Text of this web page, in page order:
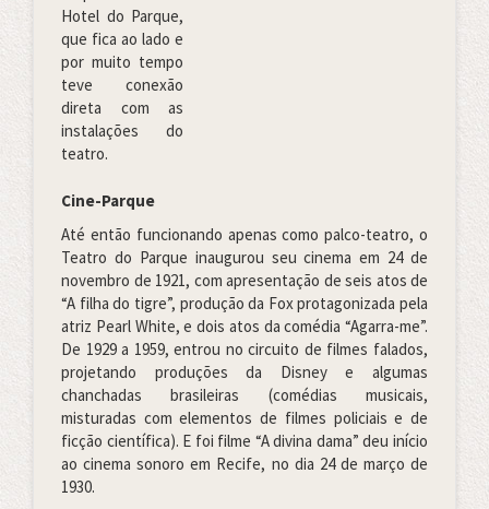
Hotel do Parque,
que fica ao lado e
por muito tempo
teve conexão
direta com as
instalações do
teatro.
Cine-Parque
Até então funcionando apenas como palco-teatro, o
Teatro do Parque inaugurou seu cinema em 24 de
novembro de 1921, com apresentação de seis atos de
“A filha do tigre”, produção da Fox protagonizada pela
atriz Pearl White, e dois atos da comédia “Agarra-me”.
De 1929 a 1959, entrou no circuito de filmes falados,
projetando produções da Disney e algumas
chanchadas brasileiras (comédias musicais,
misturadas com elementos de filmes policiais e de
ficção científica). E foi filme “A divina dama” deu início
ao cinema sonoro em Recife, no dia 24 de março de
1930.